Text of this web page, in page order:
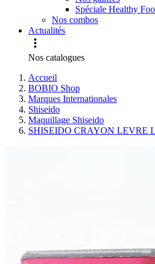
Spéciale Healthy
Nos combos
Actualités

Nos catalogues
Accueil
BOBIO Shop
Marques Internationales
Shiseido
Maquillage Shiseido
SHISEIDO CRAYON LEVRE